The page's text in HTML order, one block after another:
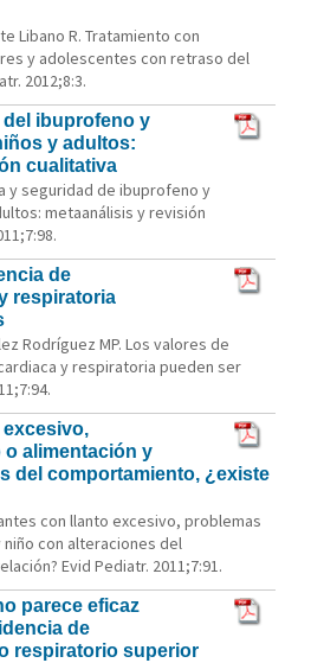
Libano R. Tratamiento con
y adolescentes con retraso del
2012;8:3.
del ibuprofeno y
y adultos:
cualitativa
y seguridad de ibuprofeno y
metaanálisis y revisión
de
respiratoria
Rodríguez MP. Los valores de
y respiratoria pueden ser
o alimentación y
del comportamiento, ¿existe
con llanto excesivo, problemas
con alteraciones del
Evid Pediatr. 2011;7:91.
parece eficaz
de
respiratorio superior